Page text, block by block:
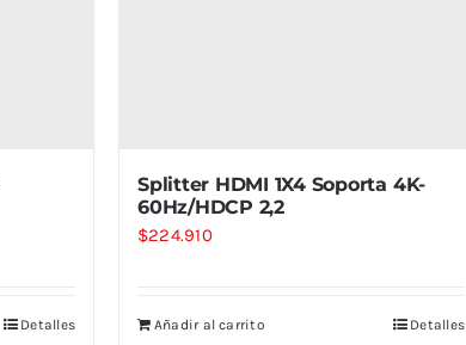
Detalles
Splitter HDMI 1X4 Soporta 4K-
60Hz/HDCP 2,2
$224.910
Añadir al carrito Detalles